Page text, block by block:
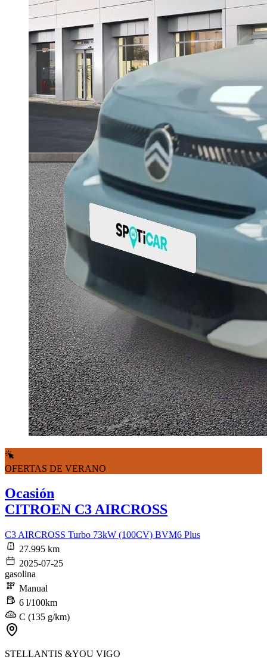
OFERTAS DE VERANO
Ocasión
CITROEN C3 AIRCROSS
C3 AIRCROSS Turbo 73kW (100CV) BVM6 Plus
27.995 km
2025-07-25
gasolina
Manual
6 l/100km
C (135 g/km)
STELLANTIS &YOU VIGO